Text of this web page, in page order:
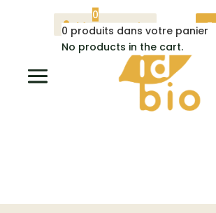
Mon compte
0
0 produits dans votre panier
No products in the cart.